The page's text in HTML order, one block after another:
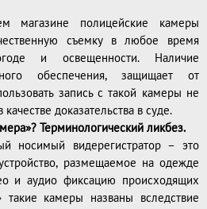
магазине полицейские камеры
съемку в любое время
и освещенности. Наличие
обеспечения, защищает от
запись с такой камеры не
доказательства в суде.
Терминологический ликбез.
носимый видерегистратор – это
размещаемое на одежде
и аудио фиксацию происходящих
такие камеры названы вследствие